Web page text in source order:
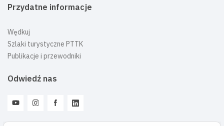
Przydatne informacje
Wędkuj
Szlaki turystyczne PTTK
Publikacje i przewodniki
Odwiedź nas